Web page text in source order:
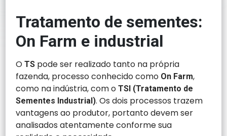
Tratamento de sementes:
On Farm e industrial
O TS pode ser realizado tanto na própria
fazenda, processo conhecido como On Farm,
como na indústria, com o TSI (Tratamento de
Sementes Industrial). Os dois processos trazem
vantagens ao produtor, portanto devem ser
analisados atentamente conforme sua